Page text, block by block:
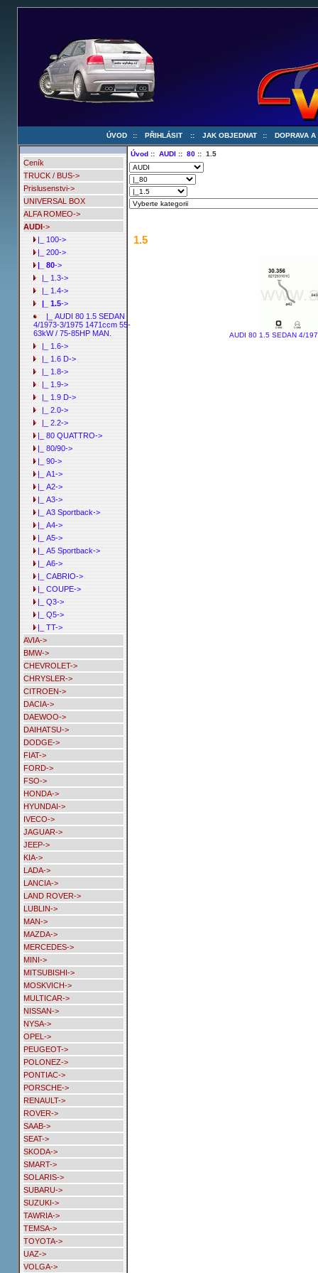
ÚVOD :: PŘIHLÁSIT :: JAK OBJEDNAT :: DOPRAVA A
Ceník
TRUCK / BUS->
Prislusenstvi->
UNIVERSAL BOX
ALFA ROMEO->
AUDI ->
|_ 100->
|_ 200->
|_ 80->
|_ 1.3->
|_ 1.4->
|_ 1.5->
|_ AUDI 80 1.5 SEDAN
4/1973-3/1975 1471ccm 55-
63kW / 75-85HP MAN.
|_ 1.6->
|_ 1.6 D->
|_ 1.8->
|_ 1.9->
|_ 1.9 D->
|_ 2.0->
|_ 2.2->
|_ 80 QUATTRO->
|_ 80/90->
|_ 90->
|_ A1->
|_ A2->
|_ A3->
|_ A3 Sportback->
|_ A4->
|_ A5->
|_ A5 Sportback->
|_ A6->
|_ CABRIO->
|_ COUPE->
|_ Q3->
|_ Q5->
|_ TT->
AVIA->
BMW->
CHEVROLET->
CHRYSLER->
CITROEN->
DACIA->
DAEWOO->
DAIHATSU->
DODGE->
FIAT->
FORD->
FSO->
HONDA->
HYUNDAI->
IVECO->
JAGUAR->
JEEP->
KIA->
LADA->
LANCIA->
LAND ROVER->
LUBLIN->
MAN->
MAZDA->
MERCEDES->
MINI->
MITSUBISHI->
MOSKVICH->
MULTICAR->
NISSAN->
NYSA->
OPEL->
PEUGEOT->
POLONEZ->
PONTIAC->
PORSCHE->
RENAULT->
ROVER->
SAAB->
SEAT->
SKODA->
SMART->
SOLARIS->
SUBARU->
SUZUKI->
TAWRIA->
TEMSA->
TOYOTA->
UAZ->
VOLGA->
Úvod ::AUDI ::80 :: 1.5
1.5
AUDI 80 1.5 SEDAN 4/